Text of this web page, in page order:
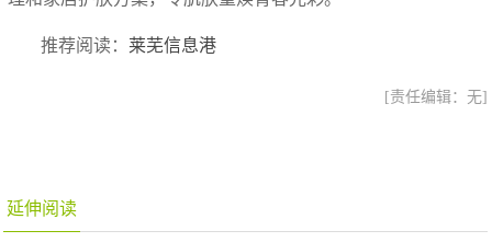
推荐阅读： 莱芜信息港
[责任编辑：无]
延伸阅读